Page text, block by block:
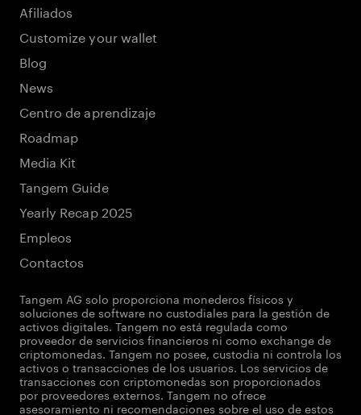
Afiliados
Customize your wallet
Blog
News
Centro de aprendizaje
Roadmap
Media Kit
Tangem Guide
Yearly Recap 2025
Empleos
Contactos
Tangem AG solo proporciona monederos físicos y
soluciones de software no custodiales para la gestión de
activos digitales. Tangem no está regulada como
proveedor de servicios financieros ni como exchange de
criptomonedas. Tangem no posee, custodia ni controla los
activos o transacciones de los usuarios. Los servicios de
transacciones con criptomonedas son proporcionados
por proveedores externos. Tangem no ofrece
asesoramiento ni recomendaciones sobre el uso de estos